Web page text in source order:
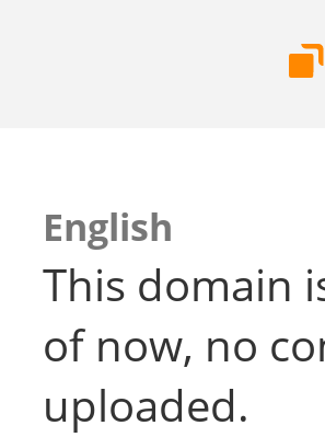
English
This domain
of now, no
uploaded.